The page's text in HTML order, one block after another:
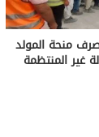
صرف منحة المولد